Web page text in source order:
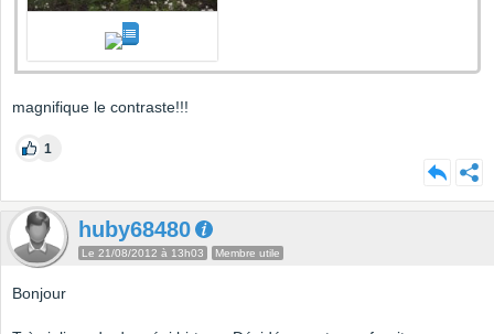
magnifique le contraste!!!
1
huby68480
Le 21/08/2012 à 13h03 Membre utile
Bonjour